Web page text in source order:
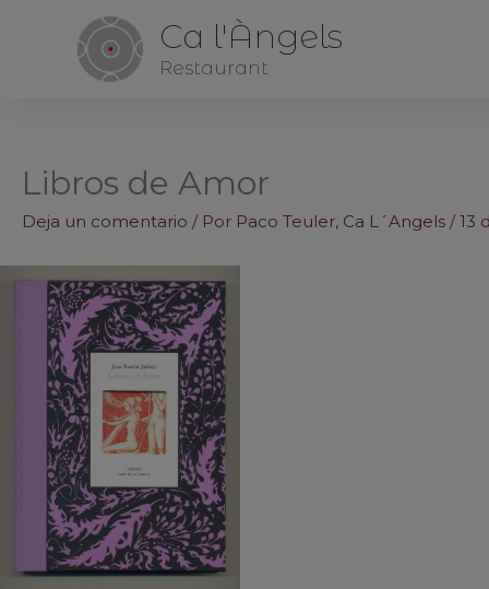
Ca l'Àngels
Restaurant
Libros de Amor
Deja un comentario / Por Paco Teuler, Ca L´Angels /13